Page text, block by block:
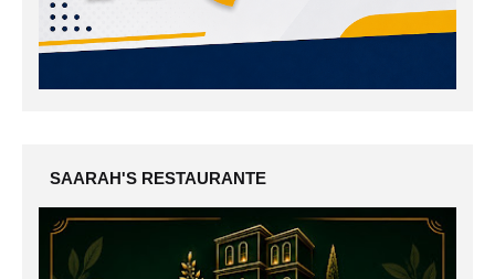
SAARAH'S RESTAURANTE